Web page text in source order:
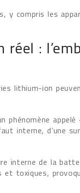
y compris les
réel :
lithium-ion
phénomène
interne, d’une
interne de la
et toxiques,